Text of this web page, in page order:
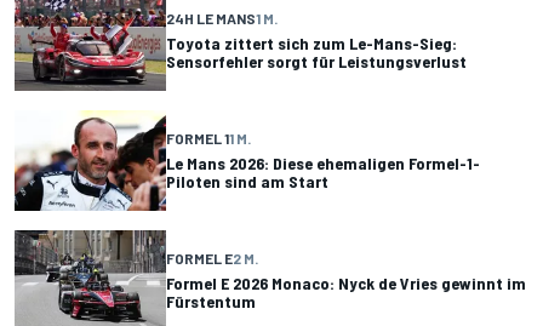
24H LE MANS1 M.
Toyota zittert sich zum Le-Mans-Sieg:
Sensorfehler sorgt für Leistungsverlust
FORMEL 11 M.
Le Mans 2026: Diese ehemaligen Formel-1-
Piloten sind am Start
FORMEL E2 M.
Formel E 2026 Monaco: Nyck de Vries gewinnt im
Fürstentum